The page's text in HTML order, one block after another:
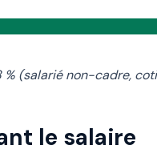
% (salarié non-cadre,
le salaire